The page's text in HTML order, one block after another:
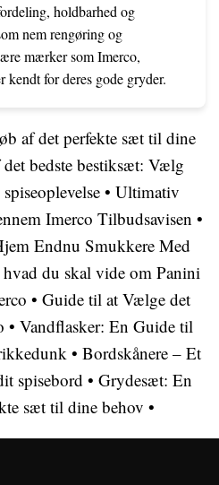
holdbarhed og
nem rengøring og
mærker som Imerco,
for deres gode gryder.
af det perfekte sæt til dine
bedste bestiksæt: Vælg
• Ultimativ
Imerco Tilbudsavisen •
Endnu Smukkere Med
du skal vide om Panini
• Guide til at Vælge det
• Vandflasker: En Guide til
• Bordskånere – Et
spisebord • Grydesæt: En
sæt til dine behov •